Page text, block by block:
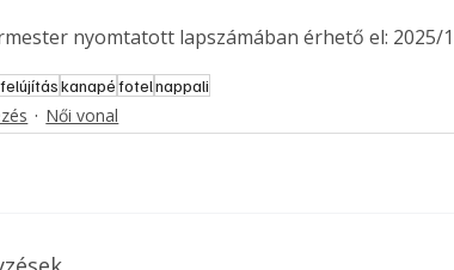
nyomtatott lapszámában érhető el: 2025/
kanapéfotelnappali
Női vonal